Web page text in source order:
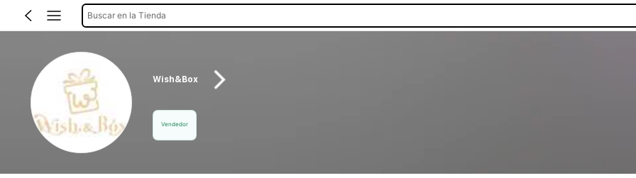
Buscar en la Tienda
Wish&Box
Vendedor